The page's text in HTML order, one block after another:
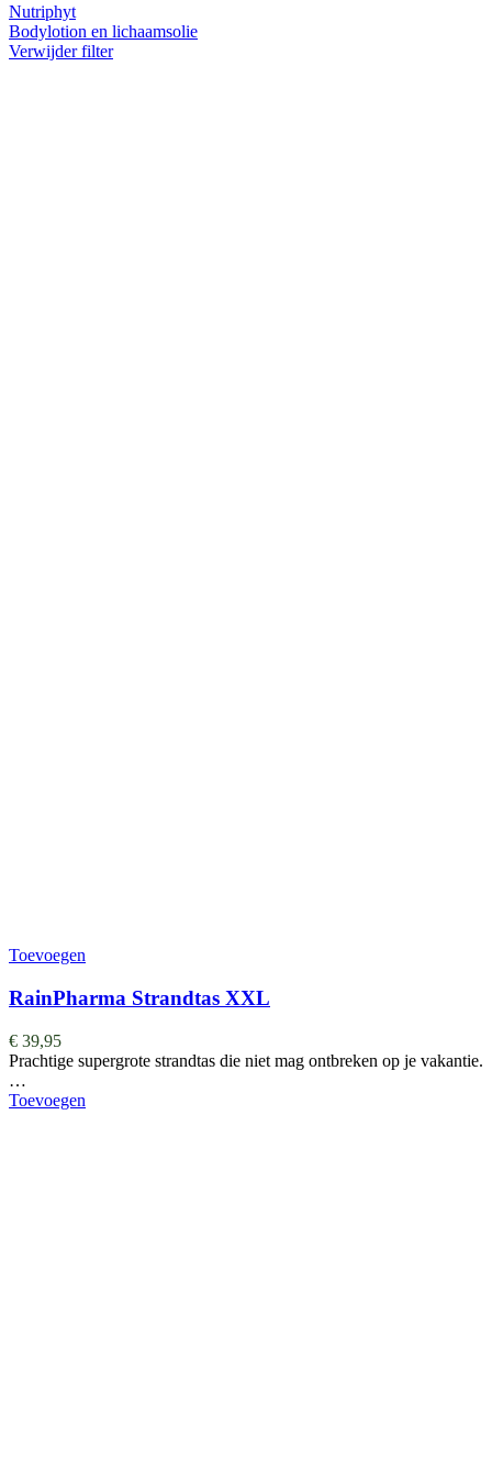
Nutriphyt
Bodylotion en lichaamsolie
Verwijder filter
Toevoegen
RainPharma Strandtas XXL
€ 39,95
Prachtige supergrote strandtas die niet mag ontbreken op je vakantie.
…
Toevoegen